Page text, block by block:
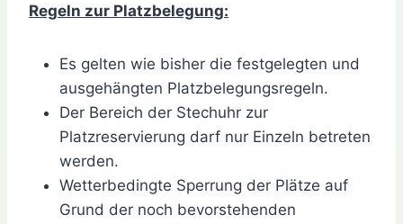
Regeln zur Platzbelegung:
Es gelten wie bisher die festgelegten und
ausgehängten Platzbelegungsregeln.
Der Bereich der Stechuhr zur
Platzreservierung darf nur Einzeln betreten
werden.
Wetterbedingte Sperrung der Plätze auf
Grund der noch bevorstehenden